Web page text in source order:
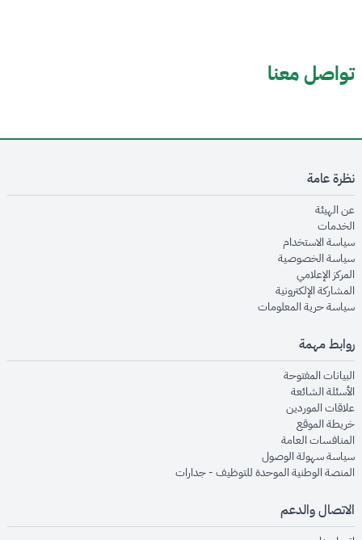
تواصل معنا
نظرة عامة
عن الهيئةopens in new window
الخدماتopens in new window
سياسة الاستخدام
سياسة الخصوصيةopens in new window
المركز الإعلاميopens in new window
المشاركة الإلكترونيةopens in new window
سياسة حرية المعلوماتopens in new window
روابط مهمة
البيانات المفتوحةopens in new window
الأسئلة الشائعةopens in new window
علاقات الموردينopens in new window
خريطة الموقعopens in new window
المنافسات العامةopens in new window
سياسة سهولة الوصولopens in new window
المنصة الوطنية الموحدة للتوظيف - جداراتopens in new window
الاتصال والدعم